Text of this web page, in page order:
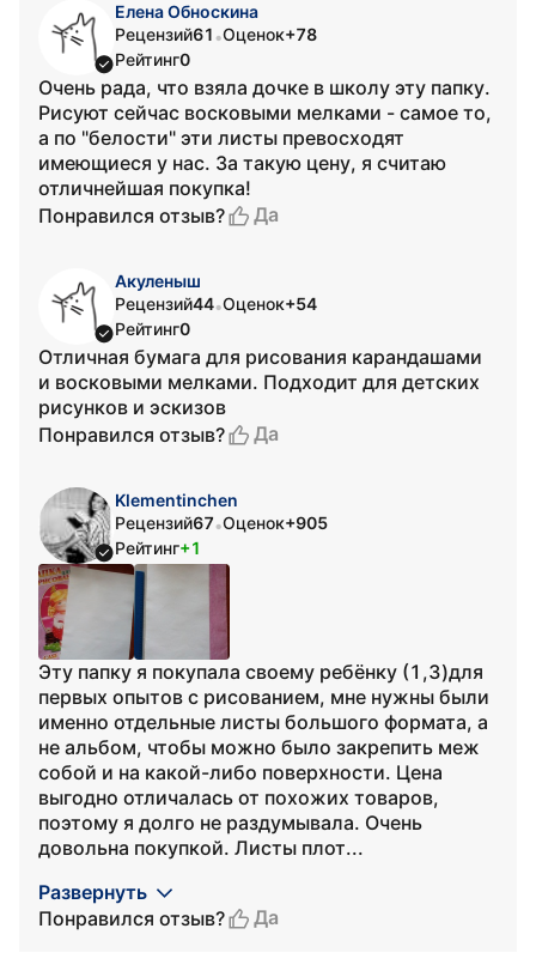
Елена Обноскина
Рецензий61 •Оценок+78
Рейтинг0
Очень рада, что взяла дочке в школу эту папку.
Рисуют сейчас восковыми мелками - самое то,
а по "белости" эти листы превосходят
имеющиеся у нас. За такую цену, я считаю
отличнейшая покупка!
Понравился отзыв?
Да
Акуленыш
Рецензий44•Оценок+54
Рейтинг0
Отличная бумага для рисования карандашами
и восковыми мелками. Подходит для детских
рисунков и эскизов
Понравился отзыв?
Да
Klementinchen
Рецензий67•Оценок+905
Рейтинг+1
Эту папку я покупала своему ребёнку (1,3)для
первых опытов с рисованием, мне нужны были
именно отдельные листы большого формата, а
не альбом, чтобы можно было закрепить меж
собой и на какой-либо поверхности. Цена
выгодно отличалась от похожих товаров,
поэтому я долго не раздумывала. Очень
довольна покупкой. Листы плот...
Развернуть
Понравился отзыв?
Да